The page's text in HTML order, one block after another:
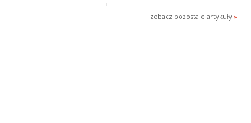
zobacz pozostale artykuły »